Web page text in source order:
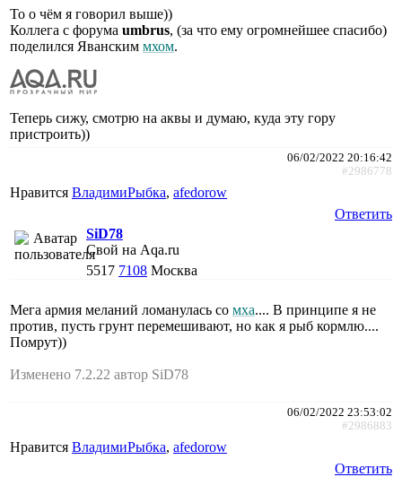
То о чём я говорил выше))
Коллега с форума umbrus, (за что ему огромнейшее спасибо)
поделился Яванским мхом.
Теперь сижу, смотрю на аквы и думаю, куда эту гору
пристроить))
06/02/2022 20:16:42
#2986778
Нравится ВладимиРыбка, afedorow
Ответить
SiD78
Свой на Aqa.ru
5517 7108 Москва
Мега армия меланий ломанулась со мха.... В принципе я не
против, пусть грунт перемешивают, но как я рыб кормлю....
Помрут))
Изменено 7.2.22 автор SiD78
06/02/2022 23:53:02
#2986883
Нравится ВладимиРыбка, afedorow
Ответить